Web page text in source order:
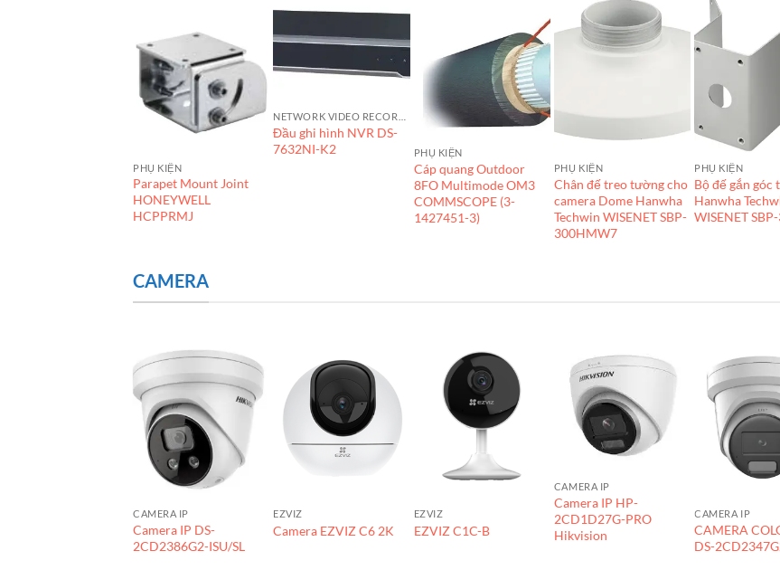
PHỤ KIỆN
Parapet Mount Joint
HONEYWELL
HCPPRMJ
Đầu ghi hình NVR DS-
7632NI-K2
PHỤ KIỆN
Cáp quang Outdoor
8FO Multimode OM3
COMMSCOPE (3-
1427451-3)
PHỤ KIỆN
Chân đế treo tường cho
camera Dome Hanwha
Techwin WISENET SBP-
300HMW7
PHỤ KIỆN
Bộ đế gắn góc
Hanwha
WISENET
CAMERA
CAMERA IP
Camera IP DS-
2CD2386G2-ISU/SL
EZVIZ
Camera EZVIZ C6 2K
EZVIZ
EZVIZ C1C-B
CAMERA IP
Camera IP HP-
2CD1D27G-PRO
Hikvision
CAMERA IP
CAMERA
DS-